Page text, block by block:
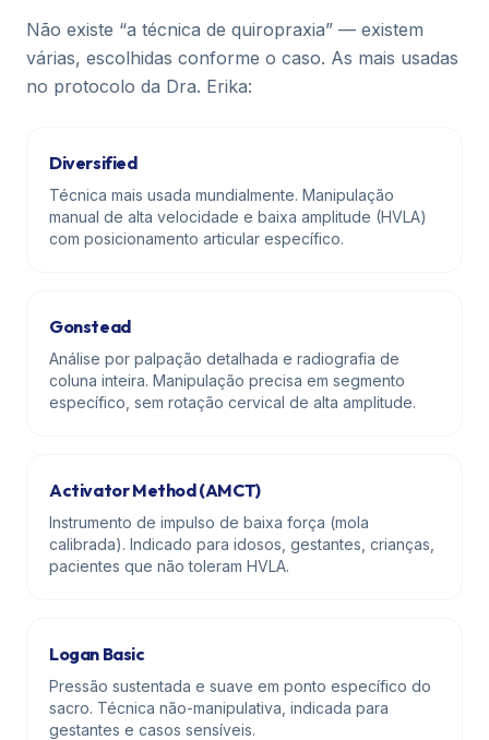
Não existe “a técnica de quiropraxia” — existem
várias, escolhidas conforme o caso. As mais usadas
no protocolo da Dra. Erika:
Diversified
Técnica mais usada mundialmente. Manipulação
manual de alta velocidade e baixa amplitude (HVLA)
com posicionamento articular específico.
Gonstead
Análise por palpação detalhada e radiografia de
coluna inteira. Manipulação precisa em segmento
específico, sem rotação cervical de alta amplitude.
Activator Method (AMCT)
Instrumento de impulso de baixa força (mola
calibrada). Indicado para idosos, gestantes, crianças,
pacientes que não toleram HVLA.
Logan Basic
Pressão sustentada e suave em ponto específico do
sacro. Técnica não-manipulativa, indicada para
gestantes e casos sensíveis.